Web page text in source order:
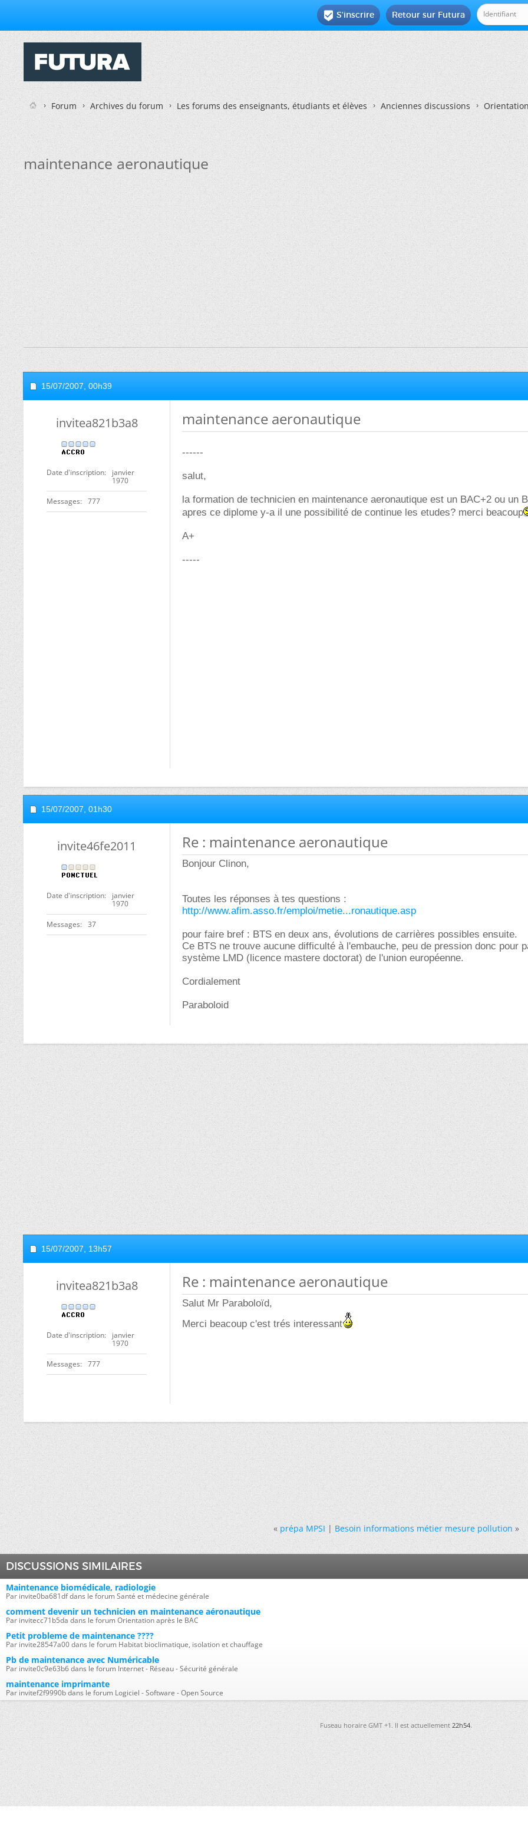
Retour sur Futura
 S'inscrire
Forum Archives du forum Les forums des enseignants, étudiants et élèves Anciennes discussions
maintenance aeronautique
15/07/2007, 00h39
invitea821b3a8
Date d'inscription
janvier
1970
Messages 777
maintenance aeronautique
------
salut,
la formation de technicien en maintenance aeronautique est un BAC+2 ou un
apres ce diplome y-a il une possibilité de continue les etudes? merci beacoup
A+
-----
15/07/2007, 01h30
invite46fe2011
Date d'inscription
janvier
1970
Messages 37
Re : maintenance aeronautique
Bonjour Clinon,
Toutes les réponses à tes questions :
http://www.afim.asso.fr/emploi/metie...ronautique.asp
pour faire bref : BTS en deux ans, évolutions de carrières possibles ensuite.
Ce BTS ne trouve aucune difficulté à l'embauche, peu de pression donc pour
système LMD (licence mastere doctorat) de l'union européenne.
Cordialement
Paraboloid
15/07/2007, 13h57
invitea821b3a8
Date d'inscription
janvier
1970
Messages 777
Re : maintenance aeronautique
Salut Mr Paraboloïd,
Merci beacoup c'est trés interessant
« prépa MPSI|Besoin informations métier mesure pollution »
DISCUSSIONS SIMILAIRES
Maintenance biomédicale, radiologie
Par invite0ba681df dans le forum Santé et médecine générale
comment devenir un technicien en maintenance aéronautique
Par invitecc71b5da dans le forum Orientation après le BAC
Petit probleme de maintenance ????
Par invite28547a00 dans le forum Habitat bioclimatique, isolation et chauffage
Pb de maintenance avec Numéricable
Par invite0c9e63b6 dans le forum Internet - Réseau - Sécurité générale
maintenance imprimante
Par invitef2f9990b dans le forum Logiciel - Software - Open Source
Fuseau horaire GMT +1. Il est actuellement22h54.